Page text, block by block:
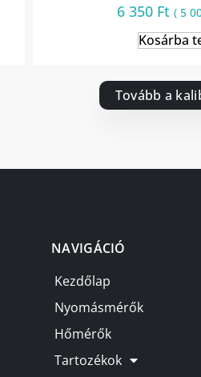
6 350 Ft ( 5
Kosárba
Tovább a
NAVIGÁCIÓ
Kezdőlap
Nyomásmérők
Hőmérők
Tartozékok